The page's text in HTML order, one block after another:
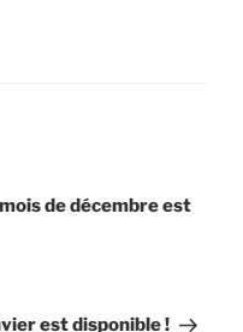
de décembre est
est disponible !